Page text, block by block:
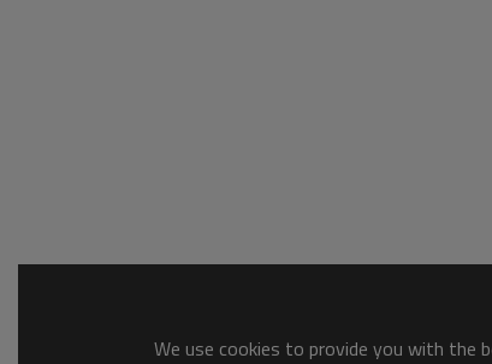
We use cookies to provide you with the